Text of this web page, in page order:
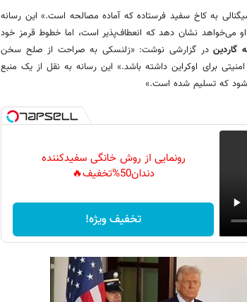
به کاخ سفید فرستاده که آماده مصالحه است.» این رسانه
می‌خواهد نشان دهد که انعطاف‌پذیر است، اما خطوط قرمز خود
گاردیندر گزارشی نوشت: «زلنسکی به صراحت از صلح سخن
برای اوکراین داشته باشد.» این رسانه به نقل از یک منبع
شود که تسلیم شده است.»
رونمایی از روش خانگی سفیدکننده
دندان50%تخفیف🔥
تخفیف ویژه!